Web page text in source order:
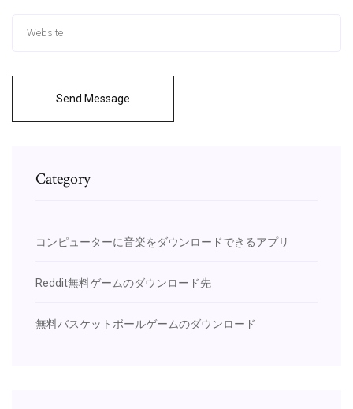
Send Message
Category
コンピューターに音楽をダウンロードできるアプリ
Reddit無料ゲームのダウンロード先
無料バスケットボールゲームのダウンロード